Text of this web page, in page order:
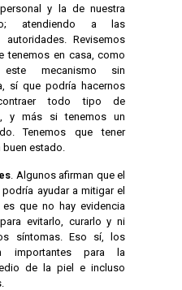
y la de nuestra
atendiendo a las
Revisemos
tenemos en casa, como
este mecanismo sin
sí que podría hacernos
todo tipo de
y más si tenemos un
Tenemos que tener
estado.
. Algunos afirman que el
ayudar a mitigar el
es que no hay evidencia
evitarlo, curarlo y ni
síntomas. Eso sí, los
importantes para la
de la piel e incluso